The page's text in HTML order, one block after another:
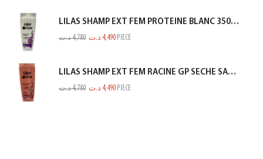
LILAS SHAMP EXT FEM PROTEINE BLANC 350ML
4,780د.ت 4,490 د.ت PIECE
LILAS SHAMP EXT FEM RACINE GP SECHE SAUMON 350ML
4,780د.ت 4,490 د.ت PIECE